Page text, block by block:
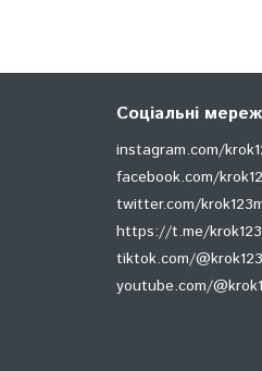
Соціальні
instagram.com/
facebook.com/
twitter.com/
https://t.me/krok123
tiktok.com/
youtube.com/